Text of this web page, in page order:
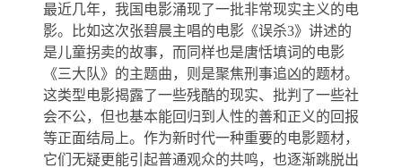
最近几年，我国电影涌现了一批非常现实主义的电
影。比如这次张碧晨主唱的电影《误杀3》讲述的
是儿童拐卖的故事，而同样也是唐恬填词的电影
《三大队》的主题曲，则是聚焦刑事追凶的题材。
这类型电影揭露了一些残酷的现实、批判了一些社
会不公，但也基本能回归到人性的善和正义的回报
等正面结局上。作为新时代一种重要的电影题材，
它们无疑更能引起普通观众的共鸣，也逐渐跳脱出